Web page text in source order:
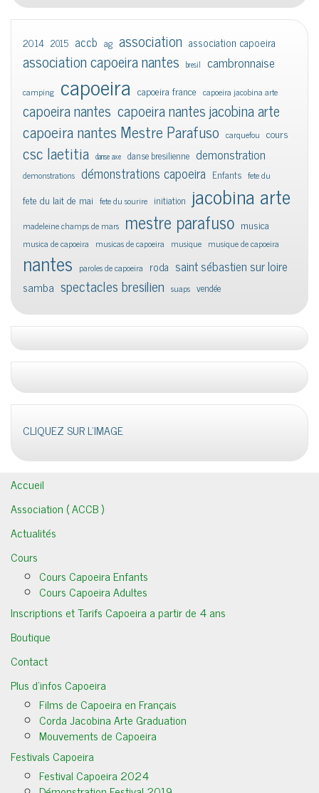
2014 2015 accb ag association association capoeira
association capoeira nantes bresil cambronnaise
camping capoeira capoeira france capoeira jacobina arte
capoeira nantes capoeira nantes jacobina arte
capoeira nantes Mestre Parafuso carquefou cours
csc laetitia danse axe danse bresilienne demonstration
demonstrations démonstrations capoeira Enfants fete du
fete du lait de mai fete du sourire initiation jacobina arte
madeleine champs de mars mestre parafuso musica
musica de capoeira musicas de capoeira musique musique de capoeira
nantes paroles de capoeira roda saint sébastien sur loire
samba spectacles bresilien suaps vendée
CLIQUEZ SUR L'IMAGE
Accueil
Association ( ACCB )
Actualités
Cours
Cours Capoeira Enfants
Cours Capoeira Adultes
Inscriptions et Tarifs Capoeira a partir de 4 ans
Boutique
Contact
Plus d’infos Capoeira
Films de Capoeira en Français
Corda Jacobina Arte Graduation
Mouvements de Capoeira
Festivals Capoeira
Festival Capoeira 2024